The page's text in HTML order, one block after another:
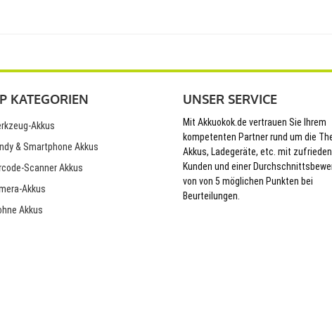
KATEGORIEN
Akkus
& Smartphone Akkus
Scanner Akkus
Akkus
Akkus
UNSER SERVICE
Mit Akkuokok.de vertrauen Sie Ihrem
kompetenten Partner rund um die
Akkus, Ladegeräte, etc. mit
Kunden und einer
von von 5 möglichen Punkten bei
Beurteilungen.